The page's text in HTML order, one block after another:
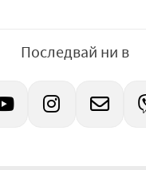
Последвай ни в